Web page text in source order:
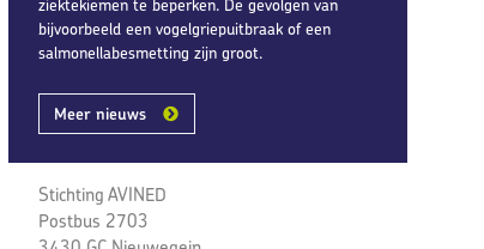
ziektekiemen te beperken. De gevolgen van
bijvoorbeeld een vogelgriepuitbraak of een
salmonellabesmetting zijn groot.
Meer nieuws
Stichting AVINED
Postbus 2703